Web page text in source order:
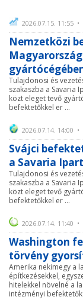
2026.07.15. 11:55
Nemzetközi
Tulajdonosi és
szakaszba a Savaria
közt eleget tevő
befektetőkkel er ...
2026.07.14. 14:00
Svájci
a Savaria
Tulajdonosi és
szakaszba a Savaria
közt eleget tevő
befektetőkkel er ...
2026.07.14. 11:40
Washington
törvény
Amerika nekimegy a
építkezésekkel,
hitelekkel növelné a
intézményi